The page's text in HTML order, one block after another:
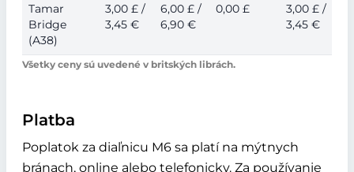
Všetky ceny sú uvedené v britských librách.
Tamar
Bridge
(A38)
3,00 £ /
3,45 €
6,00 £ /
6,90 €
0,00 £
3,00 £ /
3,45 €
Platba
Poplatok za diaľnicu M6 sa platí na mýtnych
bránach, online alebo telefonicky. Za používanie